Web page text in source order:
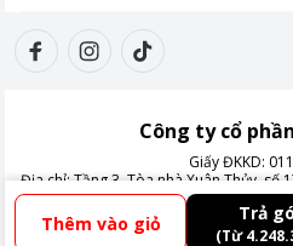
Thêm vào giỏ Trả
(Từ
Công ty cổ
Giấy ĐKKD:
Địa chỉ:Tầng 3, Tòa nhà Xuân Thủy, số
Giấy, Thành phố